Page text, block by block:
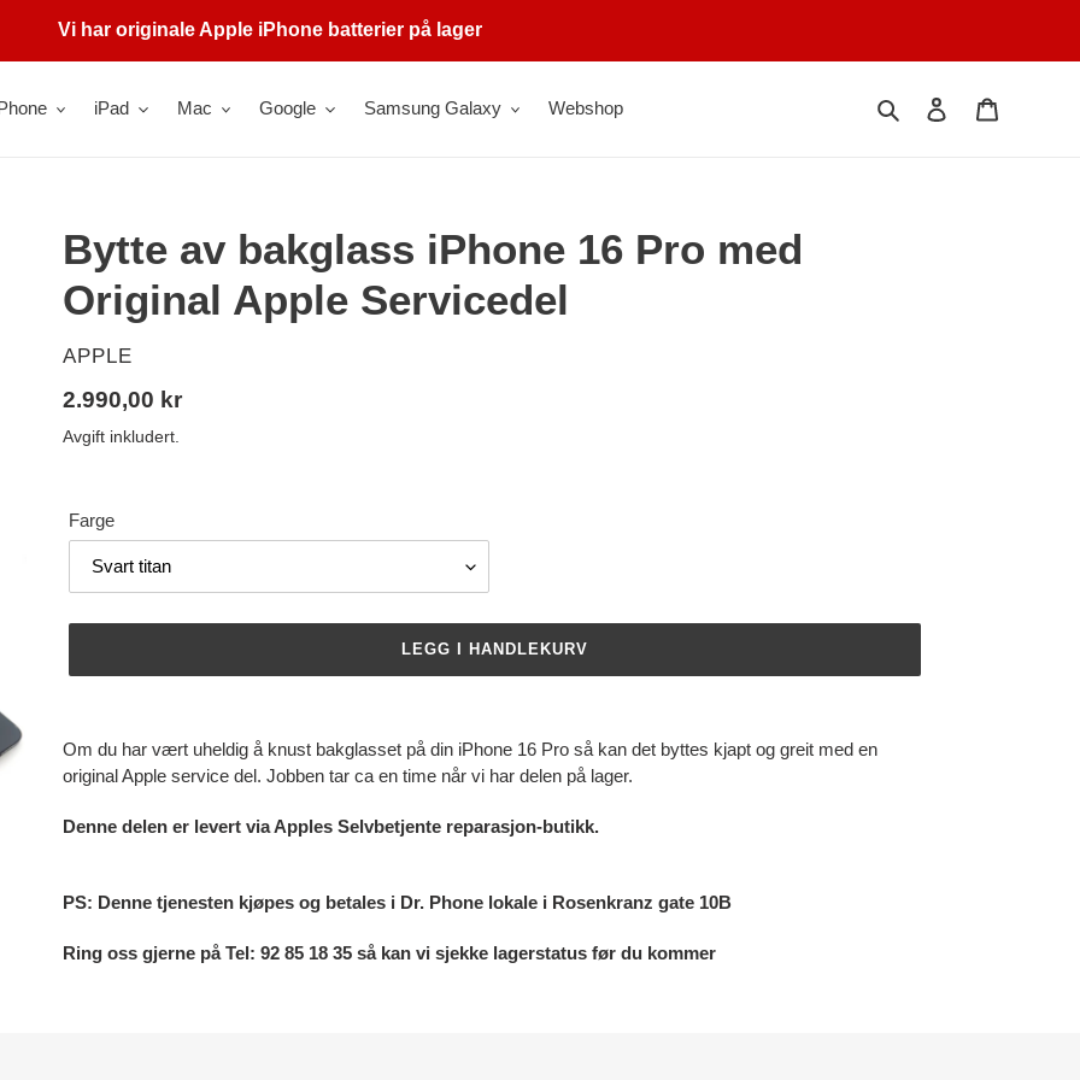
Vi har originale Apple iPhone batterier på lager
iPad Mac Google Samsung Galaxy Webshop Søk Logg på
Bytte av bakglass iPhone 16 Pro med
Original Apple Servicedel
SELGER
APPLE
Vanlig
pris
2.990,00 kr
Avgift inkludert.
Farge
LEGG I HANDLEKURV
til
produkter
handlekurven
Om du har vært uheldig å knust bakglasset på din iPhone 16 Pro så kan det byttes kjapt og greit med en
original Apple service del. Jobben tar ca en time når vi har delen på lager.
Denne delen er levert via Apples Selvbetjente reparasjon-butikk.
PS: Denne tjenesten kjøpes og betales i Dr. Phone lokale i Rosenkranz gate 10B
Ring oss gjerne på Tel: 92 85 18 35 så kan vi sjekke lagerstatus før du kommer